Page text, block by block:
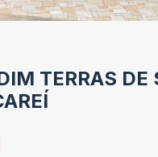
TERRAS DE